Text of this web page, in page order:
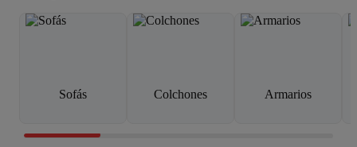
Sofás Colchones Armarios